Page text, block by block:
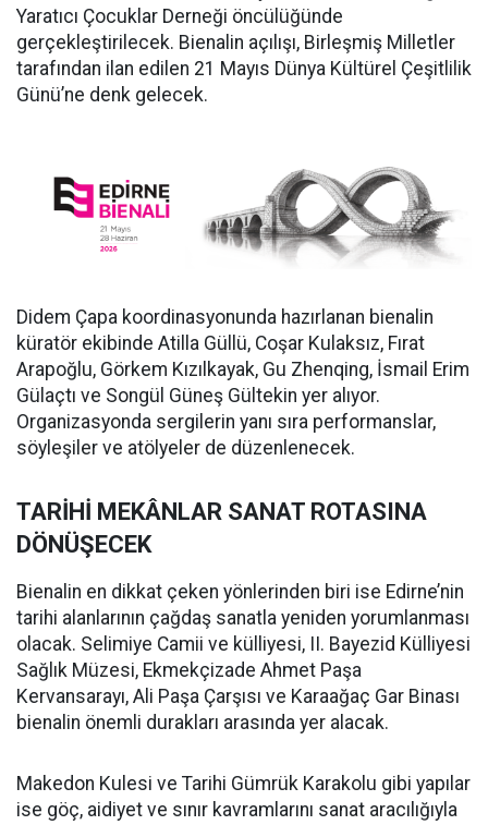
Yaratıcı Çocuklar Derneği öncülüğünde
gerçekleştirilecek. Bienalin açılışı, Birleşmiş Milletler
tarafından ilan edilen 21 Mayıs Dünya Kültürel Çeşitlilik
Günü’ne denk gelecek.
Didem Çapa koordinasyonunda hazırlanan bienalin
küratör ekibinde Atilla Güllü, Coşar Kulaksız, Fırat
Arapoğlu, Görkem Kızılkayak, Gu Zhenqing, İsmail Erim
Gülaçtı ve Songül Güneş Gültekin yer alıyor.
Organizasyonda sergilerin yanı sıra performanslar,
söyleşiler ve atölyeler de düzenlenecek.
TARİHİ MEKÂNLAR SANAT ROTASINA
DÖNÜŞECEK
Bienalin en dikkat çeken yönlerinden biri ise Edirne’nin
tarihi alanlarının çağdaş sanatla yeniden yorumlanması
olacak. Selimiye Camii ve külliyesi, II. Bayezid Külliyesi
Sağlık Müzesi, Ekmekçizade Ahmet Paşa
Kervansarayı, Ali Paşa Çarşısı ve Karaağaç Gar Binası
bienalin önemli durakları arasında yer alacak.
Makedon Kulesi ve Tarihi Gümrük Karakolu gibi yapılar
ise göç, aidiyet ve sınır kavramlarını sanat aracılığıyla